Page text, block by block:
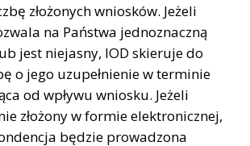
złożonych wniosków. Jeżeli
na Państwa jednoznaczną
jest niejasny, IOD skieruje do
o jego uzupełnienie w terminie
od wpływu wniosku. Jeżeli
złożony w formie elektronicznej,
będzie prowadzona